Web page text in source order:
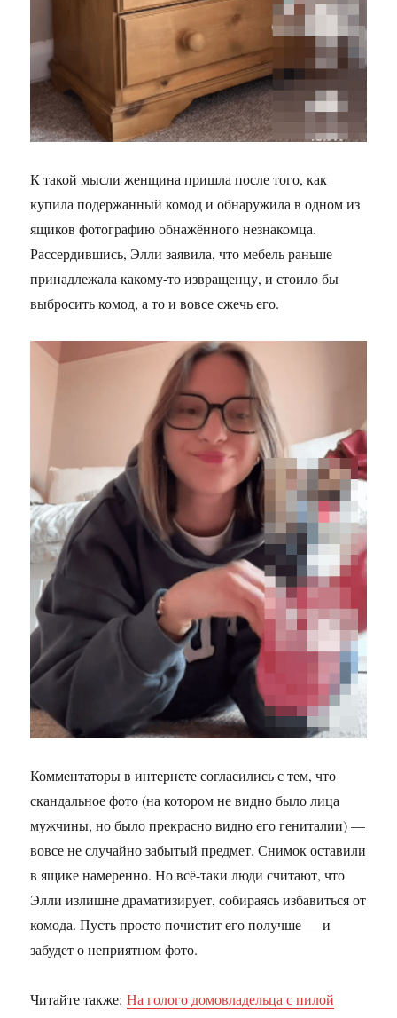
К такой мысли женщина пришла после того, как
купила подержанный комод и обнаружила в одном из
ящиков фотографию обнажённого незнакомца.
Рассердившись, Элли заявила, что мебель раньше
принадлежала какому-то извращенцу, и стоило бы
выбросить комод, а то и вовсе сжечь его.
Комментаторы в интернете согласились с тем, что
скандальное фото (на котором не видно было лица
мужчины, но было прекрасно видно его гениталии) —
вовсе не случайно забытый предмет. Снимок оставили
в ящике намеренно. Но всё-таки люди считают, что
Элли излишне драматизирует, собираясь избавиться от
комода. Пусть просто почистит его получше — и
забудет о неприятном фото.
Читайте также:На голого домовладельца с пилой